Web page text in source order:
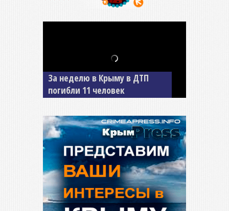
В Джанкое водитель ВАЗа
сбил двух детей на «зебре»